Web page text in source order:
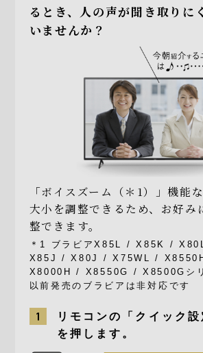
るとき、 人の声が聞き取りに
いませんか？
「ボイスズーム（＊1）」機能
大小を調整できるため、お好み
整できます。
＊1 ブラビアX85L / X85K /
X85J / X80J / X75WL /
X8000H / X8550G / X8500Gシ
以前発売のブラビアは非対応です
リモコンの「クイック
を押します。